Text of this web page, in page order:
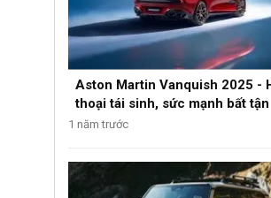
Aston Martin Vanquish 2025 -
thoại tái sinh, sức mạnh bất tận
1 năm trước